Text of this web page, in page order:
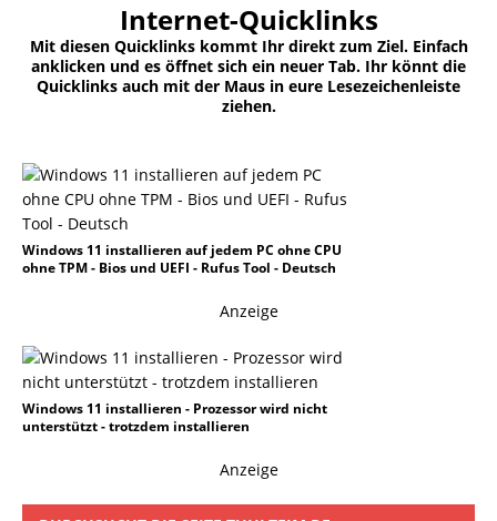
Internet-Quicklinks
Mit diesen Quicklinks kommt Ihr direkt zum Ziel. Einfach
anklicken und es öffnet sich ein neuer Tab. Ihr könnt die
Quicklinks auch mit der Maus in eure Lesezeichenleiste
ziehen.
Windows 11 installieren auf jedem PC ohne CPU
ohne TPM - Bios und UEFI - Rufus Tool - Deutsch
Anzeige
Windows 11 installieren - Prozessor wird nicht
unterstützt - trotzdem installieren
Anzeige